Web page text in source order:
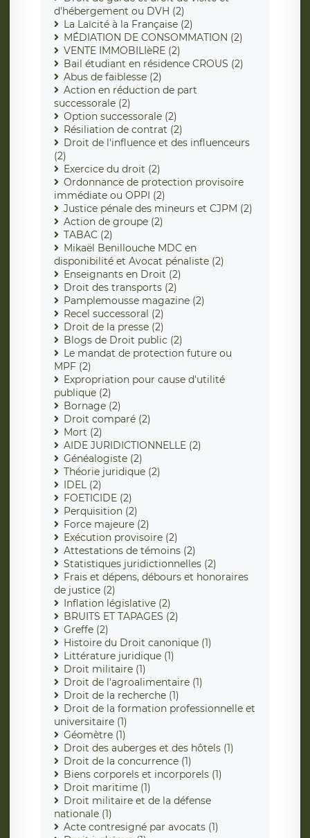
d'hébergement ou DVH (2)
La Laïcité à la Française (2)
MÉDIATION DE CONSOMMATION (2)
VENTE IMMOBILIèRE (2)
Bail étudiant en résidence CROUS (2)
Abus de faiblesse (2)
Action en réduction de part
successorale (2)
Option successorale (2)
Résiliation de contrat (2)
Droit de l'influence et des influenceurs
(2)
Exercice du droit (2)
Ordonnance de protection provisoire
immédiate ou OPPI (2)
Justice pénale des mineurs et CJPM (2)
Action de groupe (2)
TABAC (2)
Mikaël Benillouche MDC en
disponibilité et Avocat pénaliste (2)
Enseignants en Droit (2)
Droit des transports (2)
Pamplemousse magazine (2)
Recel successoral (2)
Droit de la presse (2)
Blogs de Droit public (2)
Le mandat de protection future ou
MPF (2)
Expropriation pour cause d'utilité
publique (2)
Bornage (2)
Droit comparé (2)
Mort (2)
AIDE JURIDICTIONNELLE (2)
Généalogiste (2)
Théorie juridique (2)
IDEL (2)
FOETICIDE (2)
Perquisition (2)
Force majeure (2)
Exécution provisoire (2)
Attestations de témoins (2)
Statistiques juridictionnelles (2)
Frais et dépens, débours et honoraires
de justice (2)
Inflation législative (2)
BRUITS ET TAPAGES (2)
Greffe (2)
Histoire du Droit canonique (1)
Littérature juridique (1)
Droit militaire (1)
Droit de l'agroalimentaire (1)
Droit de la recherche (1)
Droit de la formation professionnelle et
universitaire (1)
Géomètre (1)
Droit des auberges et des hôtels (1)
Droit de la concurrence (1)
Biens corporels et incorporels (1)
Droit maritime (1)
Droit militaire et de la défense
nationale (1)
Acte contresigné par avocats (1)